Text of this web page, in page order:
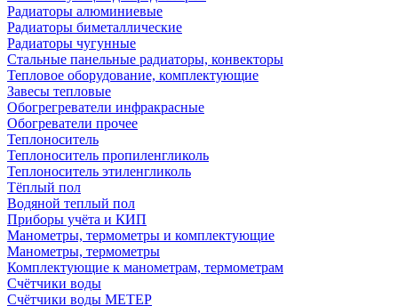
Радиаторы алюминиевые
Радиаторы биметаллические
Радиаторы чугунные
Стальные панельные радиаторы, конвекторы
Тепловое оборудование, комплектующие
Завесы тепловые
Обогрегреватели инфракрасные
Обогреватели прочее
Теплоноситель
Теплоноситель пропиленгликоль
Теплоноситель этиленгликоль
Тёплый пол
Водяной теплый пол
Приборы учёта и КИП
Манометры, термометры и комплектующие
Манометры, термометры
Комплектующие к манометрам, термометрам
Счётчики воды
Счётчики воды МЕТЕР